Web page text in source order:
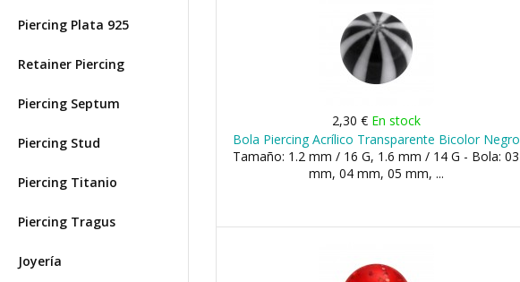
Piercing Plata 925
Retainer Piercing
Piercing Septum
Piercing Stud
Piercing Titanio
Piercing Tragus
Joyería
2,30 € En stock
Bola Piercing Acrílico Transparente Bicolor Negro
Tamaño: 1.2 mm / 16 G, 1.6 mm / 14 G - Bola: 03
mm, 04 mm, 05 mm, ...